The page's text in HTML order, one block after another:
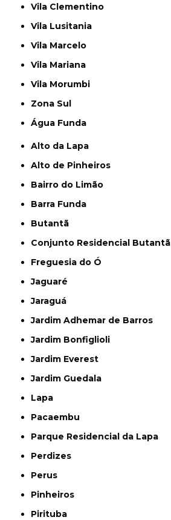
Vila Clementino
Vila Lusitania
Vila Marcelo
Vila Mariana
Vila Morumbi
Zona Sul
Água Funda
Alto da Lapa
Alto de Pinheiros
Bairro do Limão
Barra Funda
Butantã
Conjunto Residencial Butantã
Freguesia do Ó
Jaguaré
Jaraguá
Jardim Adhemar de Barros
Jardim Bonfiglioli
Jardim Everest
Jardim Guedala
Lapa
Pacaembu
Parque Residencial da Lapa
Perdizes
Perus
Pinheiros
Pirituba